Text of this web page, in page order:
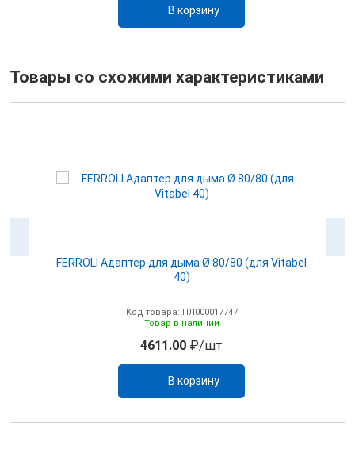
В корзину
Товары со схожими характеристиками
FERROLI Адаптер для дыма Ø 80/80 (для Vitabel
40)
Код товара: ПЛ000017747
Товар в наличии
4611.00 ₽/шт
В корзину